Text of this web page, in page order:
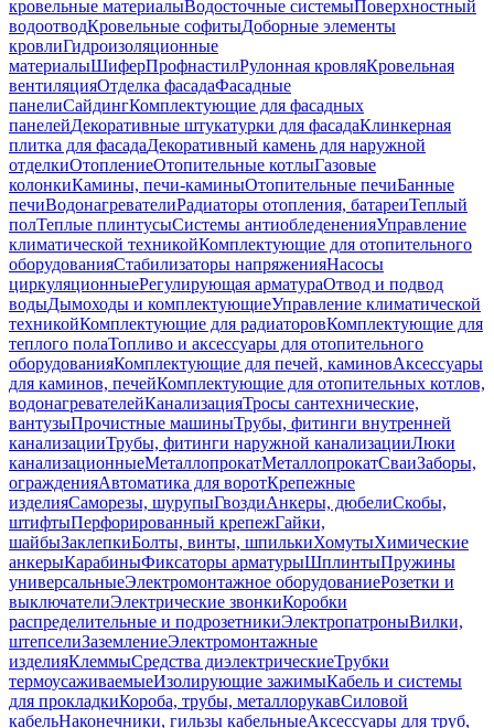
кровельные материалыВодосточные системыПоверхностный
водоотводКровельные софитыДоборные элементы
кровлиГидроизоляционные
материалыШиферПрофнастилРулонная кровляКровельная
вентиляцияОтделка фасадаФасадные
панелиСайдингКомплектующие для фасадных
панелейДекоративные штукатурки для фасадаКлинкерная
плитка для фасадаДекоративный камень для наружной
отделкиОтоплениеОтопительные котлыГазовые
колонкиКамины, печи-каминыОтопительные печиБанные
печиВодонагревателиРадиаторы отопления, батареиТеплый
полТеплые плинтусыСистемы антиобледененияУправление
климатической техникойКомплектующие для отопительного
оборудованияСтабилизаторы напряженияНасосы
циркуляционныеРегулирующая арматураОтвод и подвод
водыДымоходы и комплектующиеУправление климатической
техникойКомплектующие для радиаторовКомплектующие для
теплого полаТопливо и аксессуары для отопительного
оборудованияКомплектующие для печей, каминовАксессуары
для каминов, печейКомплектующие для отопительных котлов,
водонагревателейКанализацияТросы сантехнические,
вантузыПрочистные машиныТрубы, фитинги внутренней
канализацииТрубы, фитинги наружной канализацииЛюки
канализационныеМеталлопрокатМеталлопрокатСваиЗаборы,
огражденияАвтоматика для воротКрепежные
изделияСаморезы, шурупыГвоздиАнкеры, дюбелиСкобы,
штифтыПерфорированный крепежГайки,
шайбыЗаклепкиБолты, винты, шпилькиХомутыХимические
анкерыКарабиныФиксаторы арматурыШплинтыПружины
универсальныеЭлектромонтажное оборудованиеРозетки и
выключателиЭлектрические звонкиКоробки
распределительные и подрозетникиЭлектропатроныВилки,
штепселиЗаземлениеЭлектромонтажные
изделияКлеммыСредства диэлектрическиеТрубки
термоусаживаемыеИзолирующие зажимыКабель и системы
для прокладкиКороба, трубы, металлорукавСиловой
кабельНаконечники, гильзы кабельныеАксессуары для труб,